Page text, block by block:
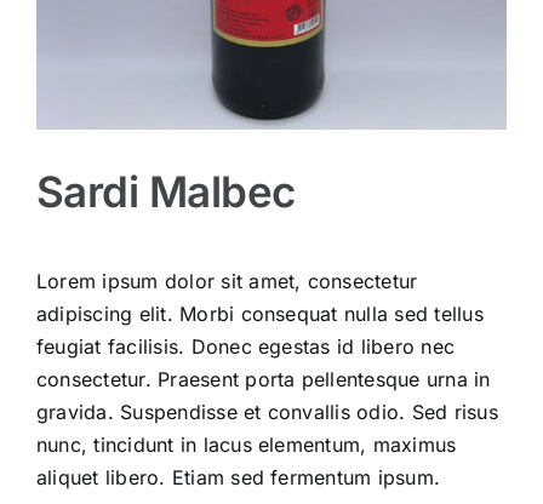
Sardi Malbec
Lorem ipsum dolor sit amet, consectetur
adipiscing elit. Morbi consequat nulla sed tellus
feugiat facilisis. Donec egestas id libero nec
consectetur. Praesent porta pellentesque urna in
gravida. Suspendisse et convallis odio. Sed risus
nunc, tincidunt in lacus elementum, maximus
aliquet libero. Etiam sed fermentum ipsum.